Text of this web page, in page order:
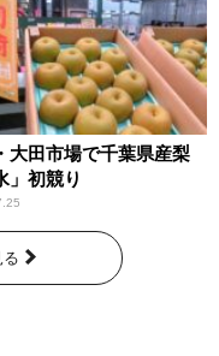
大田市場で千葉県産梨
」初競り